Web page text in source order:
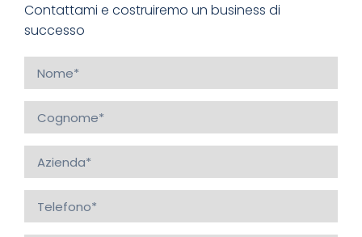
Contattami e costruiremo un business di
successo